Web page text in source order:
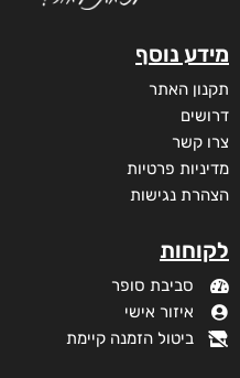
מידע נוסף
תקנון האתר
דרושים
צרו קשר
מדיניות פרטיות
הצהרת נגישות
לקוחות
סביבת סופר
איזור אישי
ביטול הזמנה קיימת